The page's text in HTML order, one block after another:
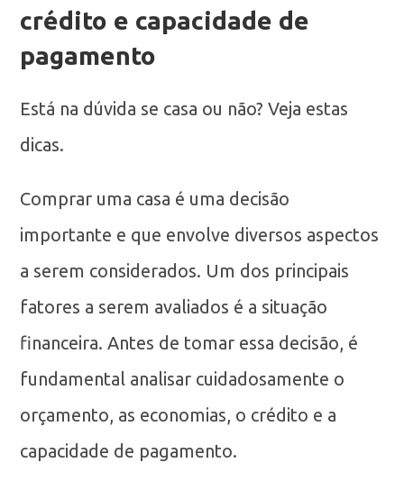
crédito e capacidade de
pagamento
Está na dúvida se casa ou não? Veja estas
dicas.
Comprar uma casa é uma decisão
importante e que envolve diversos aspectos
a serem considerados. Um dos principais
fatores a serem avaliados é a situação
financeira. Antes de tomar essa decisão, é
fundamental analisar cuidadosamente o
orçamento, as economias, o crédito e a
capacidade de pagamento.